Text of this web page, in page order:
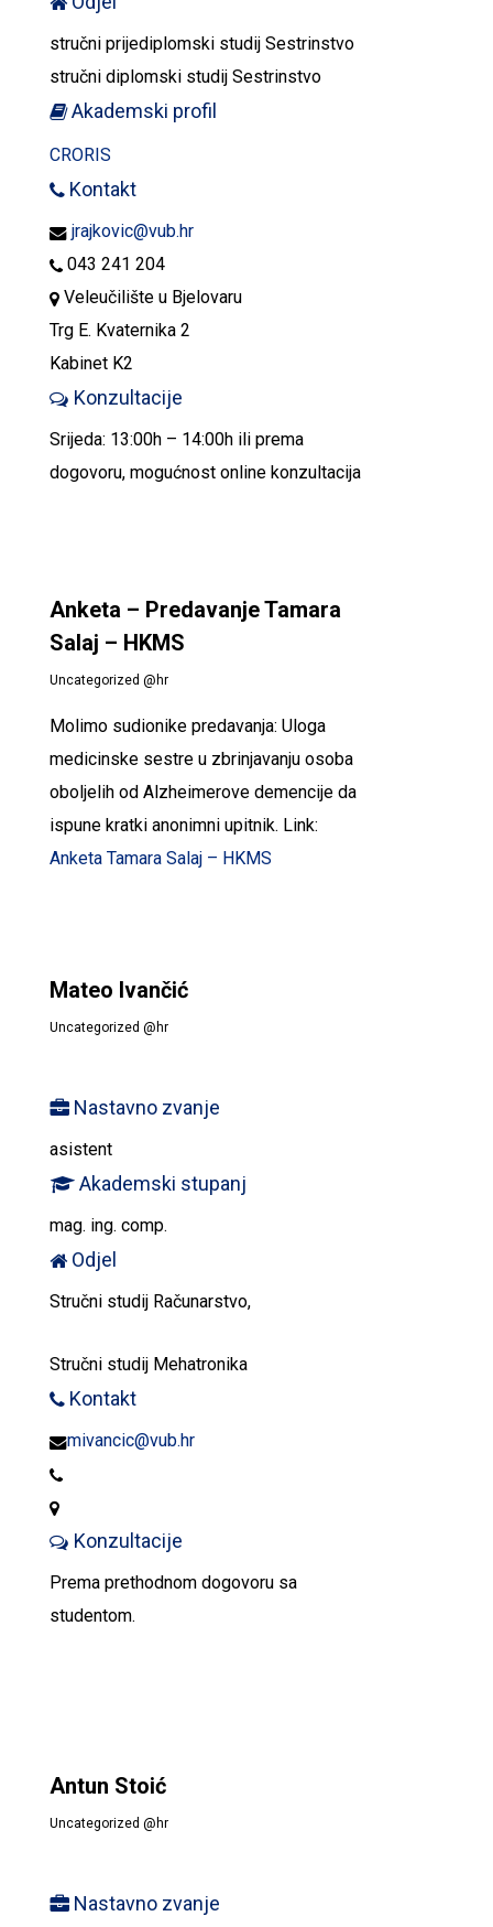
stručni prijediplomski studij Sestrinstvo
stručni diplomski studij Sestrinstvo
Akademski profil
CRORIS
Kontakt
jrajkovic@vub.hr
043 241 204
Veleučilište u Bjelovaru
Trg E. Kvaternika 2
Kabinet K2
Konzultacije
Srijeda: 13:00h – 14:00h ili prema
dogovoru, mogućnost online konzultacija
Anketa – Predavanje Tamara
Salaj – HKMS
Uncategorized @hr
Molimo sudionike predavanja: Uloga
medicinske sestre u zbrinjavanju osoba
oboljelih od Alzheimerove demencije da
ispune kratki anonimni upitnik. Link:
Anketa Tamara Salaj – HKMS
Mateo Ivančić
Uncategorized @hr
Nastavno zvanje
asistent
Akademski stupanj
mag. ing. comp.
Odjel
Stručni studij Računarstvo,
Stručni studij Mehatronika
Kontakt
mivancic@vub.hr
Konzultacije
Prema prethodnom dogovoru sa
studentom.
Antun Stoić
Uncategorized @hr
Nastavno zvanje